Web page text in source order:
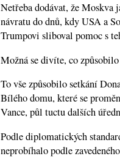
Netřeba dodávat, že
návratu do dnů, kdy USA a
Trumpovi sliboval pomoc s
Možná se divíte, co
To vše způsobilo setkání
Bílého domu, které se
Vance, půl tuctu dalších
Podle diplomatických
neprobíhalo podle